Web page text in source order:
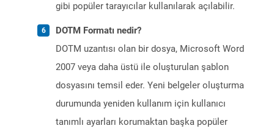
gibi popüler tarayıcılar kullanılarak açılabilir.
DOTM Formatı nedir?
DOTM uzantısı olan bir dosya, Microsoft Word
2007 veya daha üstü ile oluşturulan şablon
dosyasını temsil eder. Yeni belgeler oluşturma
durumunda yeniden kullanım için kullanıcı
tanımlı ayarları korumaktan başka popüler